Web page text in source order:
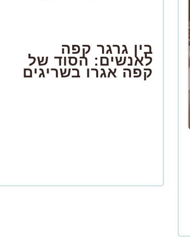
בין גרגר קפה
לאנשים: הסוד של
קפה אגרו בשריגים